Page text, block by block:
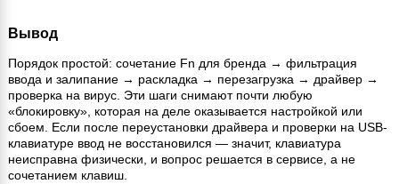
Вывод
Порядок простой: сочетание Fn для бренда → фильтрация
ввода и залипание → раскладка → перезагрузка → драйвер →
проверка на вирус. Эти шаги снимают почти любую
«блокировку», которая на деле оказывается настройкой или
сбоем. Если после переустановки драйвера и проверки на USB-
клавиатуре ввод не восстановился — значит, клавиатура
неисправна физически, и вопрос решается в сервисе, а не
сочетанием клавиш.